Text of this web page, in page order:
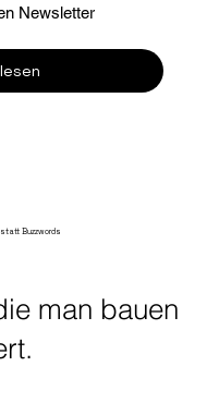
Newsletter
Buzzwords
man bauen